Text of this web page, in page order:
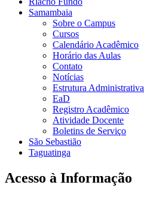
Samambaia
Sobre o Campus
Cursos
Calendário Acadêmico
Horário das Aulas
Contato
Notícias
Estrutura Administrativa
EaD
Registro Acadêmico
Atividade Docente
Boletins de Serviço
São Sebastião
Taguatinga
Acesso à Informação